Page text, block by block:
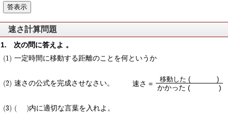
速さ計算問題
次の問に答えよ 。
(1) 一定時間に移動する距離のことを何というか
(2) 速さの公式を完成させなさい。 速さ = 移動した ( )
かかった ( )
(3) ( )内に適切な言葉を入れよ。